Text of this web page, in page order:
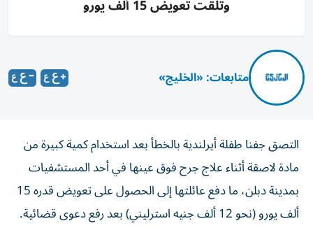
وتلقت تعويض 15 ألف يورو
متابعات: «الخليج»
التصق جفنا طفلة أيرلندية بالخطأ بعد استخدام كمية كبيرة من
مادة لاصقة أثناء علاج جرح فوق عينها في أحد المستشفيات
بمدينة دبلن، ما دفع عائلتها إلى الحصول على تعويض قدره 15
ألف يورو (نحو 12 ألف جنيه استرليني) بعد رفع دعوى قضائية.